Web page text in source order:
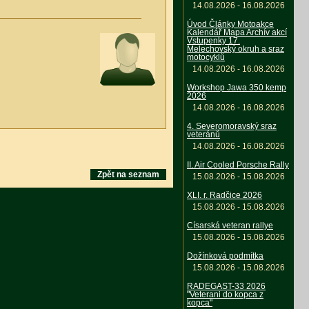
Zpět na seznam
14.08.2026 - 16.08.2026
Úvod Články Motoakce
Kalendář Mapa Archív akcí
Vstupenky 17.
Melechovský okruh a sraz
motocyklů
14.08.2026 - 16.08.2026
Workshop Jawa 350 kemp
2026
14.08.2026 - 16.08.2026
4. Severomoravský sraz
veteránů
14.08.2026 - 16.08.2026
II. Air Cooled Porsche Rally
15.08.2026 - 15.08.2026
XLI. r. Radčice 2026
15.08.2026 - 15.08.2026
Císarská veteran rallye
15.08.2026 - 15.08.2026
Dožínková podmítka
15.08.2026 - 15.08.2026
RADEGAST-33 2026
"Veterani do kopca z
kopca"